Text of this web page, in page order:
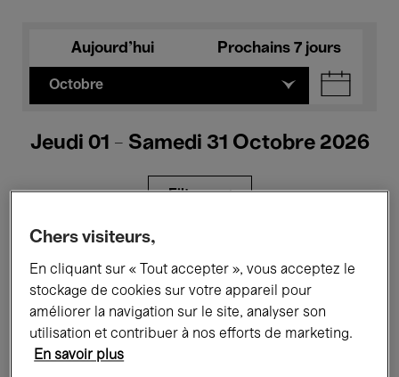
Aujourd'hui Prochains 7 jours
Octobre
Jeudi 01 - Samedi 31 Octobre 2026
Filtres
Expositions Films Performances
Rencontres & Débats Jazz
Chers visiteurs,
En cliquant sur « Tout accepter », vous acceptez le
stockage de cookies sur votre appareil pour
améliorer la navigation sur le site, analyser son
utilisation et contribuer à nos efforts de marketing.
En savoir plus